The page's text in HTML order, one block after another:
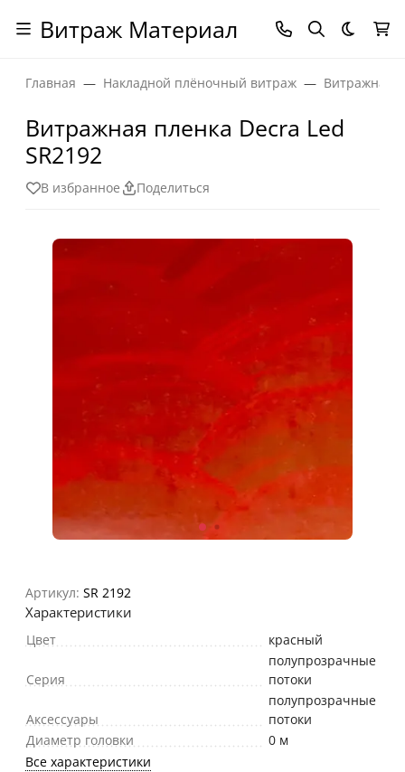
Витраж Материал Темная
Главная Накладной плёночный витраж Витражная
Витражная пленка Decra Led
SR2192
В избранное Поделиться
Артикул: SR 2192
Характеристики
Цвет красный
Серия
полупрозрачные
потоки
Аксессуары
полупрозрачные
потоки
Диаметр головки
0 м
Все характеристики